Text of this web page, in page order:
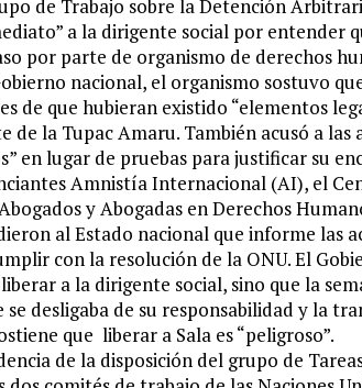
de Trabajo sobre la Detención
a la dirigente social por entender
por parte de organismo de derechos
nacional, el organismo sostuvo
de que hubieran existido “elementos
de la Tupac Amaru. También acusó a
en lugar de pruebas para justificar su
Amnistía Internacional (AI), el
y Abogadas en Derechos
al Estado nacional que informe las
con la resolución de la ONU. El
a la dirigente social, sino que la
desligaba de su responsabilidad y la
que liberar a Sala es “peligroso”.
de la disposición del grupo de